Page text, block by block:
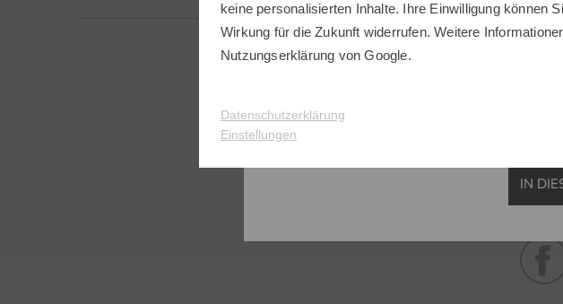
Golf
Folgen Sie uns auf Facebook & Co
IN
keine personalisierten Inhalte. Ihre Einwilligung können
Wirkung für die Zukunft widerrufen. Weitere
Nutzungserklärung von Google.
Datenschutzerklärung
Einstellungen